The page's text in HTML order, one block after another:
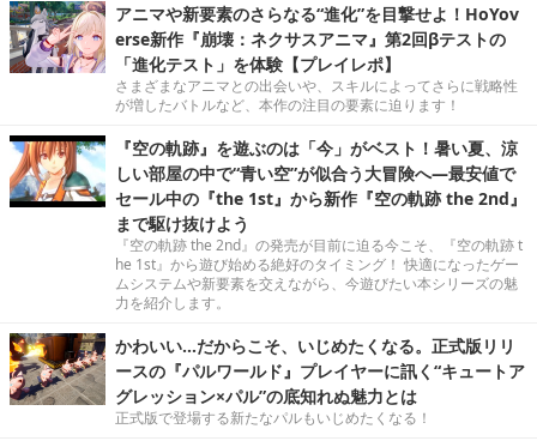
アニマや新要素のさらなる“進化”を目撃せよ！HoYov
erse新作『崩壊：ネクサスアニマ』第2回βテストの
「進化テスト」を体験【プレイレポ】
さまざまなアニマとの出会いや、スキルによってさらに戦略性
が増したバトルなど、本作の注目の要素に迫ります！
『空の軌跡』を遊ぶのは「今」がベスト！暑い夏、涼
しい部屋の中で“青い空”が似合う大冒険へ―最安値で
セール中の『the 1st』から新作『空の軌跡 the 2nd』
まで駆け抜けよう
『空の軌跡 the 2nd』の発売が目前に迫る今こそ、『空の軌跡 t
he 1st』から遊び始める絶好のタイミング！ 快適になったゲー
ムシステムや新要素を交えながら、今遊びたい本シリーズの魅
力を紹介します。
かわいい…だからこそ、いじめたくなる。正式版リリ
ースの『パルワールド』プレイヤーに訊く“キュートア
グレッション×パル”の底知れぬ魅力とは
正式版で登場する新たなパルもいじめたくなる！